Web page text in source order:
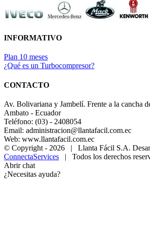
INFORMATIVO
Plan 10 meses
¿Qué es un Turbocompresor?
CONTACTO
Av. Bolivariana y Jambelí. Frente a la cancha
Ambato - Ecuador
Teléfono: (03) - 2408054
Email: administracion@llantafacil.com.ec
Web: www.llantafacil.com.ec
© Copyright - 2026 | Llanta Fácil S.A.
ConnectaServices | Todos los derechos
Abrir chat
¿Necesitas ayuda?